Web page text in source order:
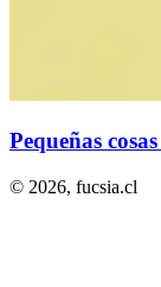
Pequeñas
© 2026, fucsia.cl